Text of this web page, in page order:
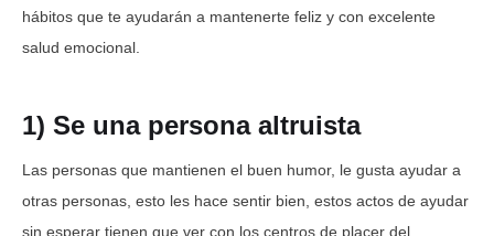
hábitos que te ayudarán a mantenerte feliz y con excelente
salud emocional.
1) Se una persona altruista
Las personas que mantienen el buen humor, le gusta ayudar a
otras personas, esto les hace sentir bien, estos actos de ayudar
sin esperar tienen que ver con los centros de placer del